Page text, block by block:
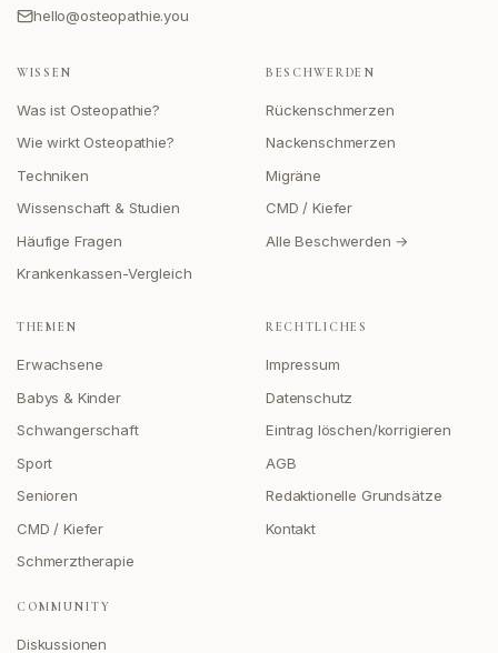
hello@osteopathie.you
WISSEN
Was ist Osteopathie?
Wie wirkt Osteopathie?
Techniken
Wissenschaft & Studien
Häufige Fragen
Krankenkassen-Vergleich
BESCHWERDEN
Rückenschmerzen
Nackenschmerzen
Migräne
CMD / Kiefer
Alle Beschwerden →
THEMEN
Erwachsene
Babys & Kinder
Schwangerschaft
Sport
Senioren
CMD / Kiefer
Schmerztherapie
COMMUNITY
Diskussionen
RECHTLICHES
Impressum
Datenschutz
Eintrag löschen/korrigieren
AGB
Redaktionelle Grundsätze
Kontakt